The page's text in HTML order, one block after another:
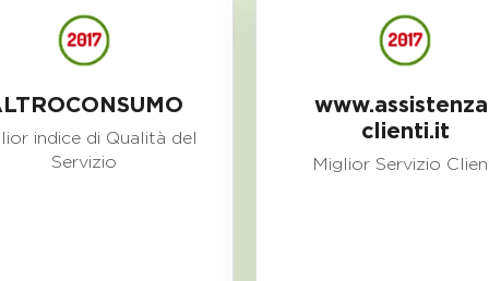
indice di Qualità del
Servizio
clienti.it
Miglior Servizio